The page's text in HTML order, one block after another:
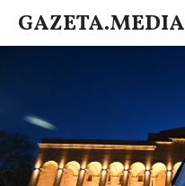
GAZETA.MEDIA